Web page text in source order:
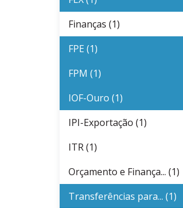
Finanças (1)
FPE (1)
FPM (1)
IOF-Ouro (1)
IPI-Exportação (1)
ITR (1)
Orçamento e Finança... (1)
Transferências para... (1)